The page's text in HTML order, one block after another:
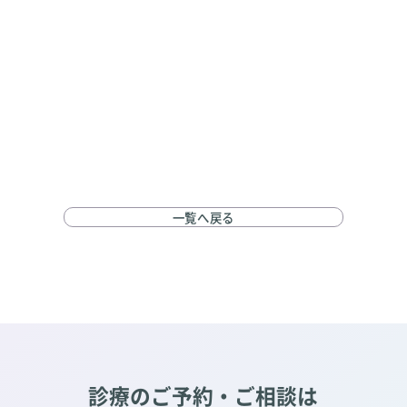
一覧へ戻る
診療のご予約・ご相談は